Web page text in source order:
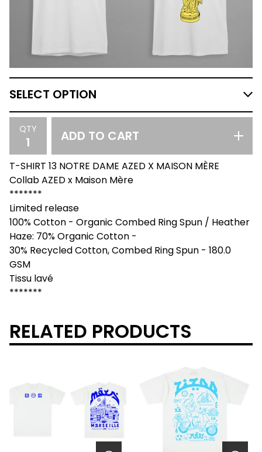
QTY ADD TO CART
T-SHIRT 13 NOTRE DAME AZED X MAISON MÈRE
Collab AZED x Maison Mère
*******
Limited release
100% Cotton - Organic Combed Ring Spun / Heather
Haze: 70% Organic Cotton -
30% Recycled Cotton, Combed Ring Spun - 180.0
GSM
Tissu lavé
*******
RELATED PRODUCTS